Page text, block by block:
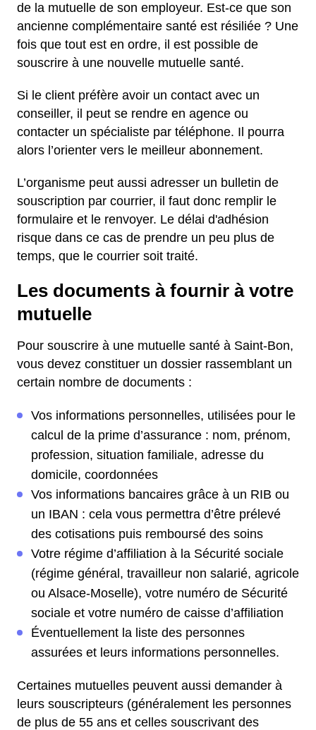
de la mutuelle de son employeur. Est-ce que son
ancienne complémentaire santé est résiliée ? Une
fois que tout est en ordre, il est possible de
souscrire à une nouvelle mutuelle santé.
Si le client préfère avoir un contact avec un
conseiller, il peut se rendre en agence ou
contacter un spécialiste par téléphone. Il pourra
alors l’orienter vers le meilleur abonnement.
L’organisme peut aussi adresser un bulletin de
souscription par courrier, il faut donc remplir le
formulaire et le renvoyer. Le délai d'adhésion
risque dans ce cas de prendre un peu plus de
temps, que le courrier soit traité.
Les documents à fournir à votre
mutuelle
Pour souscrire à une mutuelle santé à Saint-Bon,
vous devez constituer un dossier rassemblant un
certain nombre de documents :
Vos informations personnelles, utilisées pour le
calcul de la prime d’assurance : nom, prénom,
profession, situation familiale, adresse du
domicile, coordonnées
Vos informations bancaires grâce à un RIB ou
un IBAN : cela vous permettra d’être prélevé
des cotisations puis remboursé des soins
Votre régime d’affiliation à la Sécurité sociale
(régime général, travailleur non salarié, agricole
ou Alsace-Moselle), votre numéro de Sécurité
sociale et votre numéro de caisse d’affiliation
Éventuellement la liste des personnes
assurées et leurs informations personnelles.
Certaines mutuelles peuvent aussi demander à
leurs souscripteurs (généralement les personnes
de plus de 55 ans et celles souscrivant des